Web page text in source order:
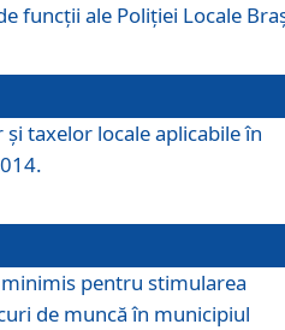
funcţii ale Poliţiei Locale
taxelor locale aplicabile în
pentru stimularea
de muncă în municipiul